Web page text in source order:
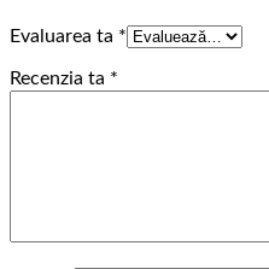
Evaluarea ta *
Recenzia ta *